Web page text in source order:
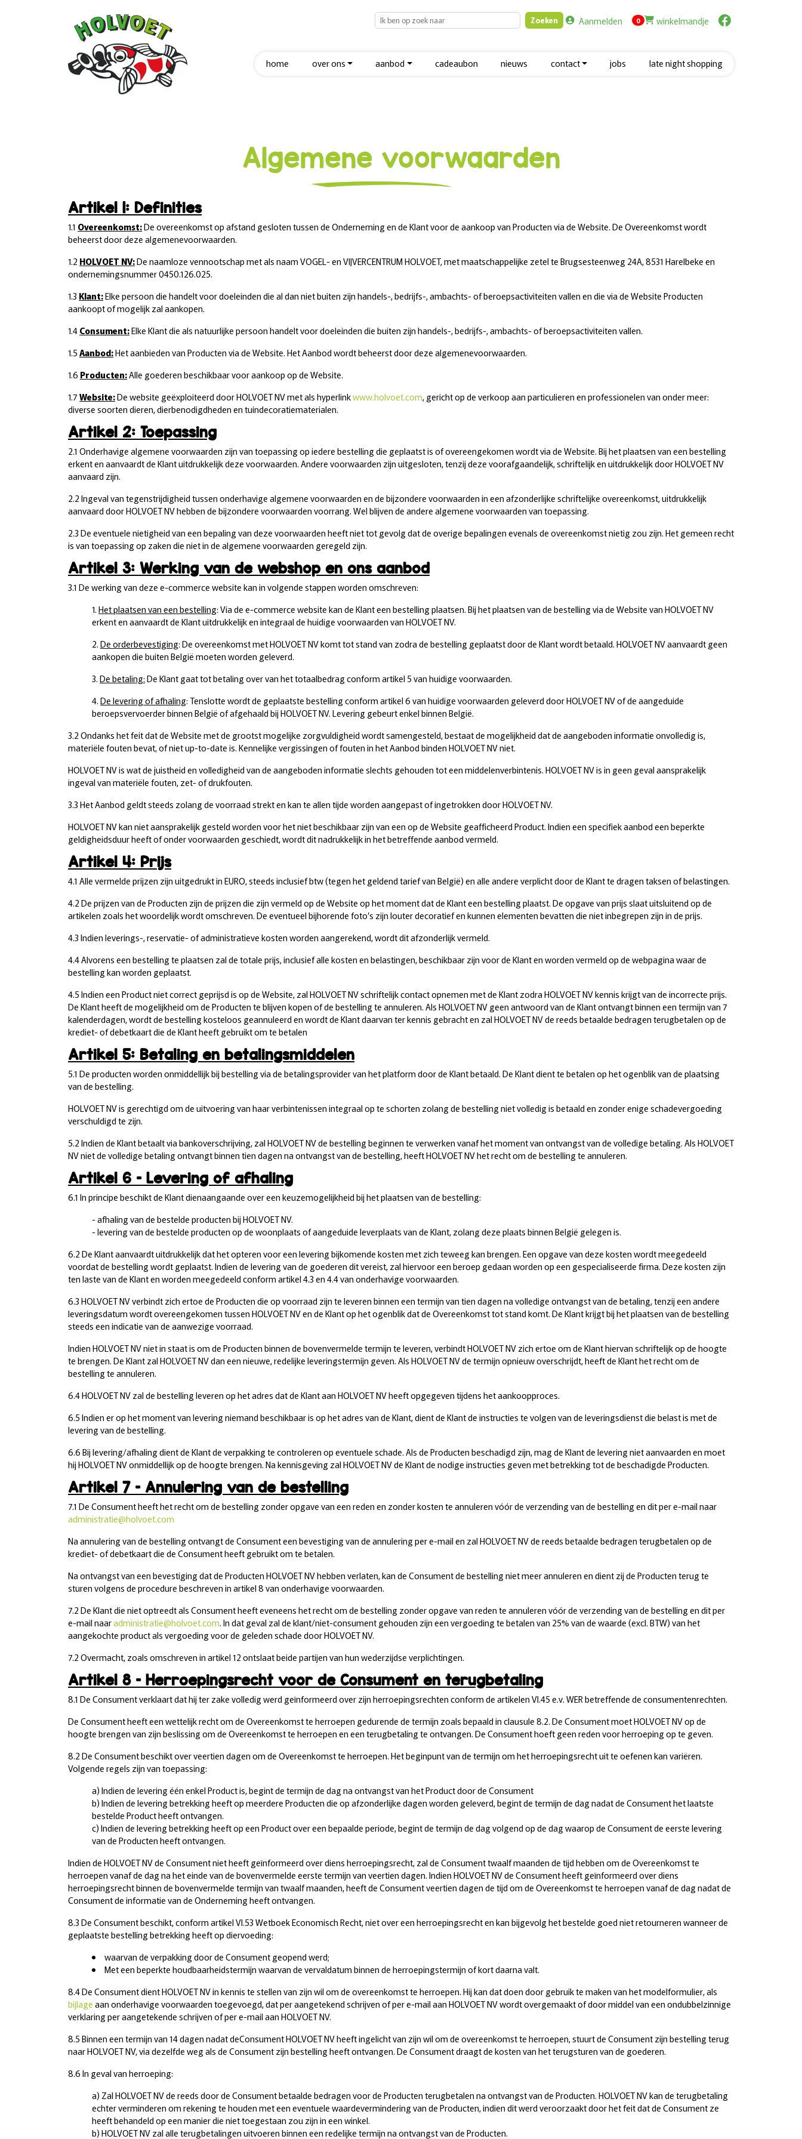
Zoeken Aanmelden 0items in cart
winkelmandje
home over ons aanbod cadeaubon nieuws contact jobs late night shopping
Algemene voorwaarden
Artikel 1: Definities
1.1 Overeenkomst:De overeenkomst op afstand gesloten tussen de Onderneming en de Klant voor de aankoop van Producten via de Website. De Overeenkomst wordt
beheerst door deze algemenevoorwaarden.
1.2 HOLVOET NV:De naamloze vennootschap met als naam VOGEL- en VIJVERCENTRUM HOLVOET, met maatschappelijke zetel te Brugsesteenweg 24A, 8531 Harelbeke en
ondernemingsnummer 0450.126.025.
1.3 Klant:Elke persoon die handelt voor doeleinden die al dan niet buiten zijn handels-, bedrijfs-, ambachts- of beroepsactiviteiten vallen en die via de Website Producten
aankoopt of mogelijk zal aankopen.
1.4Consument:Elke Klant die als natuurlijke persoon handelt voor doeleinden die buiten zijn handels-, bedrijfs-, ambachts- of beroepsactiviteiten vallen.
1.5Aanbod:Het aanbieden van Producten via de Website. Het Aanbod wordt beheerst door deze algemenevoorwaarden.
1.6 Producten:Alle goederen beschikbaar voor aankoop op de Website.
1.7Website:De website geëxploiteerd door HOLVOET NV met als hyperlinkwww.holvoet.com, gericht op de verkoop aan particulieren en professionelen van onder meer:
diverse soorten dieren, dierbenodigdheden en tuindecoratiematerialen.
Artikel 2: Toepassing
2.1 Onderhavige algemene voorwaarden zijn van toepassing op iedere bestelling die geplaatst is of overeengekomen wordt via de Website. Bij het plaatsen van een bestelling
erkent en aanvaardt de Klant uitdrukkelijk deze voorwaarden. Andere voorwaarden zijn uitgesloten, tenzij deze voorafgaandelijk, schriftelijk en uitdrukkelijk door HOLVOET NV
aanvaard zijn.
2.2 Ingeval van tegenstrijdigheid tussen onderhavige algemene voorwaarden en de bijzondere voorwaarden in een afzonderlijke schriftelijke overeenkomst, uitdrukkelijk
aanvaard door HOLVOET NV hebben de bijzondere voorwaarden voorrang. Wel blijven de andere algemene voorwaarden van toepassing.
2.3 De eventuele nietigheid van een bepaling van deze voorwaarden heeft niet tot gevolg dat de overige bepalingen evenals de overeenkomst nietig zou zijn. Het gemeen recht
is van toepassing op zaken die niet in de algemene voorwaarden geregeld zijn.
Artikel 3: Werking van de webshop en ons aanbod
3.1 De werking van deze e-commerce website kan in volgende stappen worden omschreven:
1.Het plaatsen van een bestelling: Via de e-commerce website kan de Klant een bestelling plaatsen. Bij het plaatsen van de bestelling via de Website van HOLVOET NV
erkent en aanvaardt de Klant uitdrukkelijk en integraal de huidige voorwaarden van HOLVOET NV.
2.De orderbevestiging: De overeenkomst met HOLVOET NV komt tot stand van zodra de bestelling geplaatst door de Klant wordt betaald. HOLVOET NV aanvaardt geen
aankopen die buiten België moeten worden geleverd.
3.De betaling:De Klant gaat tot betaling over van het totaalbedrag conform artikel 5 van huidige voorwaarden.
4.De levering of afhaling: Tenslotte wordt de geplaatste bestelling conform artikel 6 van huidige voorwaarden geleverd door HOLVOET NV of de aangeduide
beroepsvervoerder binnen België of afgehaald bij HOLVOET NV. Levering gebeurt enkel binnen België.
3.2 Ondanks het feit dat de Website met de grootst mogelijke zorgvuldigheid wordt samengesteld, bestaat de mogelijkheid dat de aangeboden informatie onvolledig is,
materiële fouten bevat, of niet up-to-date is. Kennelijke vergissingen of fouten in het Aanbod binden HOLVOET NV niet.
HOLVOET NV is wat de juistheid en volledigheid van de aangeboden informatie slechts gehouden tot een middelenverbintenis. HOLVOET NV is in geen geval aansprakelijk
ingeval van materiële fouten, zet- of drukfouten.
3.3 Het Aanbod geldt steeds zolang de voorraad strekt en kan te allen tijde worden aangepast of ingetrokken door HOLVOET NV.
HOLVOET NV kan niet aansprakelijk gesteld worden voor het niet beschikbaar zijn van een op de Website geafficheerd Product. Indien een specifiek aanbod een beperkte
geldigheidsduur heeft of onder voorwaarden geschiedt, wordt dit nadrukkelijk in het betreffende aanbod vermeld.
Artikel 4: Prijs
4.1 Alle vermelde prijzen zijn uitgedrukt in EURO, steeds inclusief btw (tegen het geldend tarief van België) en alle andere verplicht door de Klant te dragen taksen of belastingen.
4.2 De prijzen van de Producten zijn de prijzen die zijn vermeld op de Website op het moment dat de Klant een bestelling plaatst. De opgave van prijs slaat uitsluitend op de
artikelen zoals het woordelijk wordt omschreven. De eventueel bijhorende foto’s zijn louter decoratief en kunnen elementen bevatten die niet inbegrepen zijn in de prijs.
4.3 Indien leverings-, reservatie- of administratieve kosten worden aangerekend, wordt dit afzonderlijk vermeld.
4.4 Alvorens een bestelling te plaatsen zal de totale prijs, inclusief alle kosten en belastingen, beschikbaar zijn voor de Klant en worden vermeld op de webpagina waar de
bestelling kan worden geplaatst.
4.5 Indien een Product niet correct geprijsd is op de Website, zal HOLVOET NV schriftelijk contact opnemen met de Klant zodra HOLVOET NV kennis krijgt van de incorrecte prijs.
De Klant heeft de mogelijkheid om de Producten te blijven kopen of de bestelling te annuleren. Als HOLVOET NV geen antwoord van de Klant ontvangt binnen een termijn van 7
kalenderdagen, wordt de bestelling kosteloos geannuleerd en wordt de Klant daarvan ter kennis gebracht en zal HOLVOET NV de reeds betaalde bedragen terugbetalen op de
krediet- of debetkaart die de Klant heeft gebruikt om te betalen
Artikel 5: Betaling en betalingsmiddelen
5.1 De producten worden onmiddellijk bij bestelling via de betalingsprovider van het platform door de Klant betaald. De Klant dient te betalen op het ogenblik van de plaatsing
van de bestelling.
HOLVOET NV is gerechtigd om de uitvoering van haar verbintenissen integraal op te schorten zolang de bestelling niet volledig is betaald en zonder enige schadevergoeding
verschuldigd te zijn.
5.2 Indien de Klant betaalt via bankoverschrijving, zal HOLVOET NV de bestelling beginnen te verwerken vanaf het moment van ontvangst van de volledige betaling. Als HOLVOET
NV niet de volledige betaling ontvangt binnen tien dagen na ontvangst van de bestelling, heeft HOLVOET NV het recht om de bestelling te annuleren.
Artikel 6 – Levering of afhaling
6.1 In principe beschikt de Klant dienaangaande over een keuzemogelijkheid bij het plaatsen van de bestelling:
- afhaling van de bestelde producten bij HOLVOET NV.
- levering van de bestelde producten op de woonplaats of aangeduide leverplaats van de Klant, zolang deze plaats binnen België gelegen is.
6.2 De Klant aanvaardt uitdrukkelijk dat het opteren voor een levering bijkomende kosten met zich teweeg kan brengen. Een opgave van deze kosten wordt meegedeeld
voordat de bestelling wordt geplaatst. Indien de levering van de goederen dit vereist, zal hiervoor een beroep gedaan worden op een gespecialiseerde firma. Deze kosten zijn
ten laste van de Klant en worden meegedeeld conform artikel 4.3 en 4.4 van onderhavige voorwaarden.
6.3 HOLVOET NV verbindt zich ertoe de Producten die op voorraad zijn te leveren binnen een termijn van tien dagen na volledige ontvangst van de betaling, tenzij een andere
leveringsdatum wordt overeengekomen tussen HOLVOET NV en de Klant op het ogenblik dat de Overeenkomst tot stand komt. De Klant krijgt bij het plaatsen van de bestelling
steeds een indicatie van de aanwezige voorraad.
Indien HOLVOET NV niet in staat is om de Producten binnen de bovenvermelde termijn te leveren, verbindt HOLVOET NV zich ertoe om de Klant hiervan schriftelijk op de hoogte
te brengen. De Klant zal HOLVOET NV dan een nieuwe, redelijke leveringstermijn geven. Als HOLVOET NV de termijn opnieuw overschrijdt, heeft de Klant het recht om de
bestelling te annuleren.
6.4 HOLVOET NV zal de bestelling leveren op het adres dat de Klant aan HOLVOET NV heeft opgegeven tijdens het aankoopproces.
6.5 Indien er op het moment van levering niemand beschikbaar is op het adres van de Klant, dient de Klant de instructies te volgen van de leveringsdienst die belast is met de
levering van de bestelling.
6.6 Bij levering/afhaling dient de Klant de verpakking te controleren op eventuele schade. Als de Producten beschadigd zijn, mag de Klant de levering niet aanvaarden en moet
hij HOLVOET NV onmiddellijk op de hoogte brengen. Na kennisgeving zal HOLVOET NV de Klant de nodige instructies geven met betrekking tot de beschadigde Producten.
Artikel 7 – Annulering van de bestelling
7.1 De Consument heeft het recht om de bestelling zonder opgave van een reden en zonder kosten te annuleren vóór de verzending van de bestelling en dit per e-mail naar
administratie@holvoet.com
Na annulering van de bestelling ontvangt de Consument een bevestiging van de annulering per e-mail en zal HOLVOET NV de reeds betaalde bedragen terugbetalen op de
krediet- of debetkaart die de Consument heeft gebruikt om te betalen.
Na ontvangst van een bevestiging dat de Producten HOLVOET NV hebben verlaten, kan de Consument de bestelling niet meer annuleren en dient zij de Producten terug te
sturen volgens de procedure beschreven in artikel 8 van onderhavige voorwaarden.
7.2 De Klant die niet optreedt als Consument heeft eveneens het recht om de bestelling zonder opgave van reden te annuleren vóór de verzending van de bestelling en dit per
e-mail naaradministratie@holvoet.com. In dat geval zal de klant/niet-consument gehouden zijn een vergoeding te betalen van 25% van de waarde (excl. BTW) van het
aangekochte product als vergoeding voor de geleden schade door HOLVOET NV.
7.2 Overmacht, zoals omschreven in artikel 12 ontslaat beide partijen van hun wederzijdse verplichtingen.
Artikel 8 – Herroepingsrecht voor de Consument en terugbetaling
8.1 De Consument verklaart dat hij ter zake volledig werd geïnformeerd over zijn herroepingsrechten conform de artikelen VI.45 e.v. WER betreffende de consumentenrechten.
De Consument heeft een wettelijk recht om de Overeenkomst te herroepen gedurende de termijn zoals bepaald in clausule 8.2. De Consument moet HOLVOET NV op de
hoogte brengen van zijn beslissing om de Overeenkomst te herroepen en een terugbetaling te ontvangen. De Consument hoeft geen reden voor herroeping op te geven.
8.2 De Consument beschikt over veertien dagen om de Overeenkomst te herroepen. Het beginpunt van de termijn om het herroepingsrecht uit te oefenen kan variëren.
Volgende regels zijn van toepassing:
a) Indien de levering één enkel Product is, begint de termijn de dag na ontvangst van het Product door de Consument
b) Indien de levering betrekking heeft op meerdere Producten die op afzonderlijke dagen worden geleverd, begint de termijn de dag nadat de Consument het laatste
bestelde Product heeft ontvangen.
c) Indien de levering betrekking heeft op een Product over een bepaalde periode, begint de termijn de dag volgend op de dag waarop de Consument de eerste levering
van de Producten heeft ontvangen.
Indien de HOLVOET NV de Consument niet heeft geïnformeerd over diens herroepingsrecht, zal de Consument twaalf maanden de tijd hebben om de Overeenkomst te
herroepen vanaf de dag na het einde van de bovenvermelde eerste termijn van veertien dagen. Indien HOLVOET NV de Consument heeft geïnformeerd over diens
herroepingsrecht binnen de bovenvermelde termijn van twaalf maanden, heeft de Consument veertien dagen de tijd om de Overeenkomst te herroepen vanaf de dag nadat de
Consument de informatie van de Onderneming heeft ontvangen.
8.3 De Consument beschikt, conform artikel VI.53 Wetboek Economisch Recht, niet over een herroepingsrecht en kan bijgevolg het bestelde goed niet retourneren wanneer de
geplaatste bestelling betrekking heeft op diervoeding:
waarvan de verpakking door de Consument geopend werd;
Met een beperkte houdbaarheidstermijn waarvan de vervaldatum binnen de herroepingstermijn of kort daarna valt.
8.4 De Consument dient HOLVOET NV in kennis te stellen van zijn wil om de overeenkomst te herroepen. Hij kan dat doen door gebruik te maken van het modelformulier, als
bijlageaan onderhavige voorwaarden toegevoegd, dat per aangetekend schrijven of per e-mail aan HOLVOET NV wordt overgemaakt of door middel van een ondubbelzinnige
verklaring per aangetekende schrijven of per e-mail aan HOLVOET NV.
8.5 Binnen een termijn van 14 dagen nadat deConsument HOLVOET NV heeft ingelicht van zijn wil om de overeenkomst te herroepen, stuurt de Consument zijn bestelling terug
naar HOLVOET NV, via dezelfde weg als de Consument zijn bestelling heeft ontvangen. De Consument draagt de kosten van het terugsturen van de goederen.
8.6 In geval van herroeping:
a) Zal HOLVOET NV de reeds door de Consument betaalde bedragen voor de Producten terugbetalen na ontvangst van de Producten. HOLVOET NV kan de terugbetaling
echter verminderen om rekening te houden met een eventuele waardevermindering van de Producten, indien dit werd veroorzaakt door het feit dat de Consument ze
heeft behandeld op een manier die niet toegestaan zou zijn in een winkel.
b) HOLVOET NV zal alle terugbetalingen uitvoeren binnen een redelijke termijn na ontvangst van de Producten.